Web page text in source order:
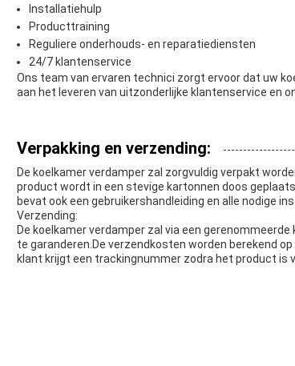
Installatiehulp
Producttraining
Reguliere onderhouds- en reparatiediensten
24/7 klantenservice
Ons team van ervaren technici zorgt ervoor dat uw
aan het leveren van uitzonderlijke klantenservice en
Verpakking en verzending:
De koelkamer verdamper zal zorgvuldig verpakt
product wordt in een stevige kartonnen doos
bevat ook een gebruikershandleiding en alle nodige
Verzending:
De koelkamer verdamper zal via een
te garanderen.De verzendkosten worden berekend
klant krijgt een trackingnummer zodra het product is